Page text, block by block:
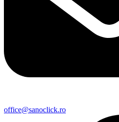
office@sanoclick.ro